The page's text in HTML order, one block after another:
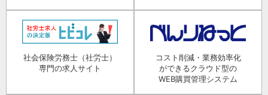
社会保険労務士（社労士）
専門の求人サイト
コスト削減・業務効率化
ができるクラウド型の
WEB購買管理システム